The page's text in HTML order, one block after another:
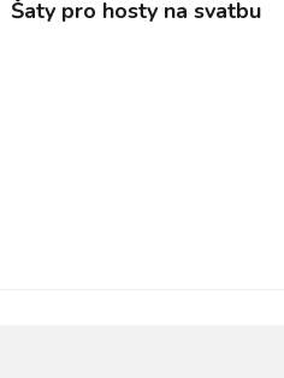
Šaty pro hosty na svatbu